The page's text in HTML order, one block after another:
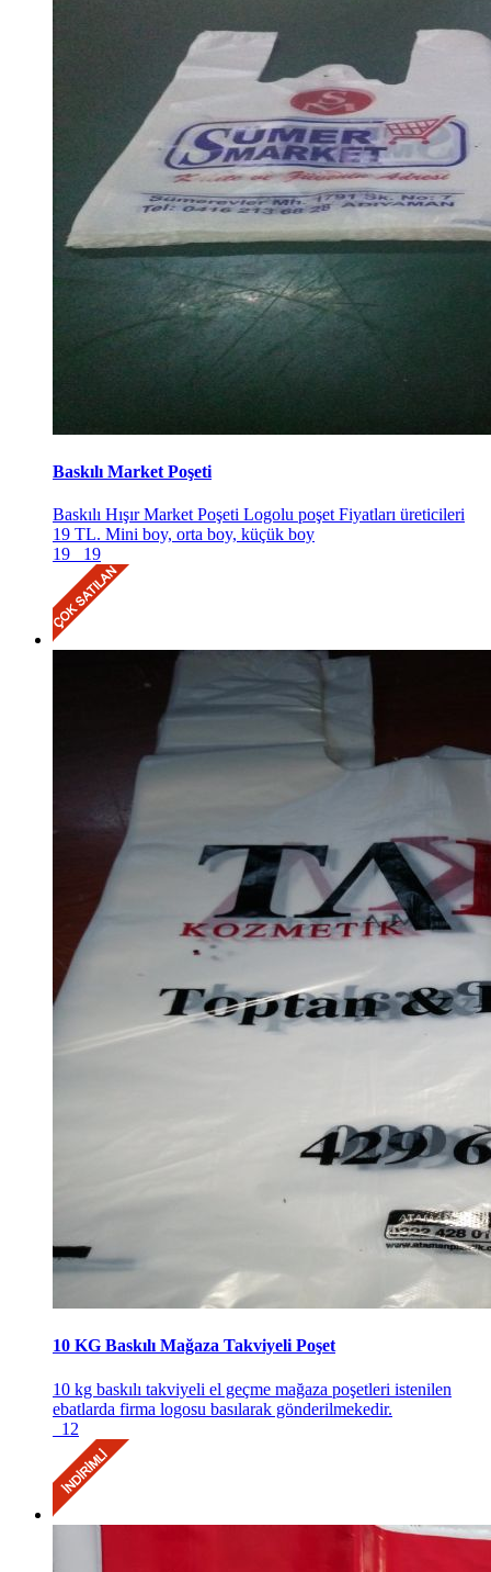
Baskılı Market Poşeti
Baskılı Hışır Market Poşeti Logolu poşet Fiyatları üreticileri
19 TL. Mini boy, orta boy, küçük boy
19
19
10 KG Baskılı Mağaza Takviyeli Poşet
10 kg baskılı takviyeli el geçme mağaza poşetleri istenilen
ebatlarda firma logosu basılarak gönderilmekedir.
12